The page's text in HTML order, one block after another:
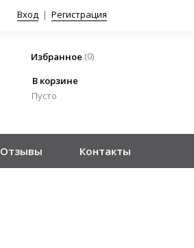
Вход | Регистрация
Избранное (0)
В корзине
Пусто
Отзывы Контакты